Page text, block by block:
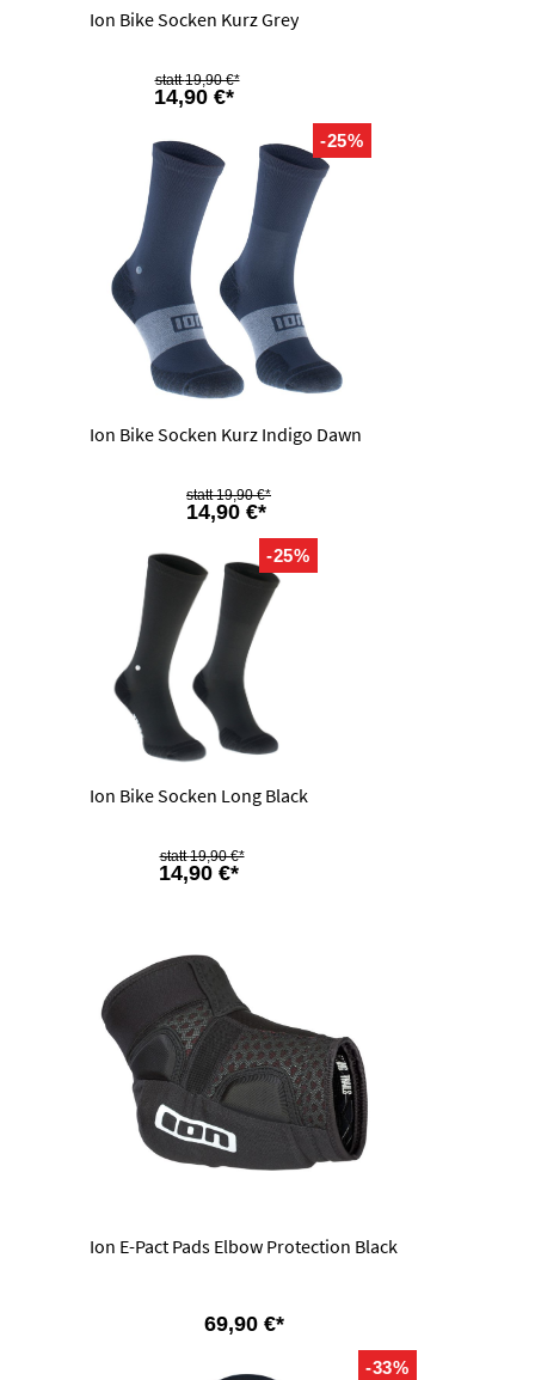
Ion Bike Socken Kurz Grey
14,90 €*
19,90 €*
-25%
Ion Bike Socken Kurz Indigo Dawn
14,90 €*
19,90 €*
-25%
Ion Bike Socken Long Black
14,90 €*
19,90 €*
Ion E-Pact Pads Elbow Protection Black
69,90 €*
-33%